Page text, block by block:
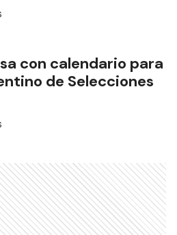
con calendario para
de Selecciones